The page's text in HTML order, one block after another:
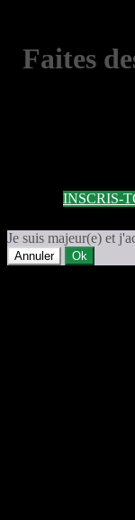
Faites
INSCRIS-
Je suis majeur(e) et
Annuler Ok